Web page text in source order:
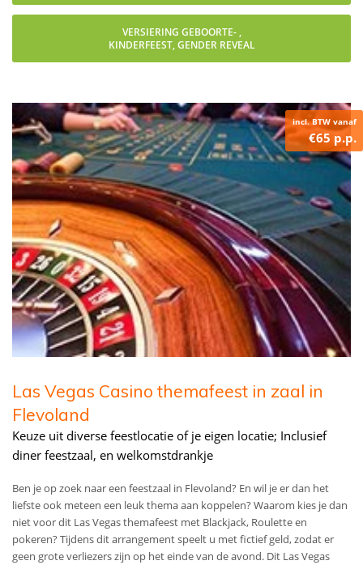
VERSIERING GEBOORTE- ,
KINDERFEEST, GENDER REVEAL
incl. BTW vanaf
€65 p.p.
Las Vegas Casino themafeest in zaal in
Flevoland
Keuze uit diverse feestlocatie of je eigen locatie; Inclusief
diner feestzaal, en welkomstdrankje
Ben je op zoek naar een feestzaal in Flevoland? En wil je er dan het
liefste ook meteen een leuk thema aan koppelen? Waarom kies je dan
niet voor dit Las Vegas themafeest met Blackjack, Roulette en
pokeren? Tijdens dit arrangement speelt u met fictief geld, zodat er
geen grote verliezers zijn op het einde van de avond. Dit Las Vegas